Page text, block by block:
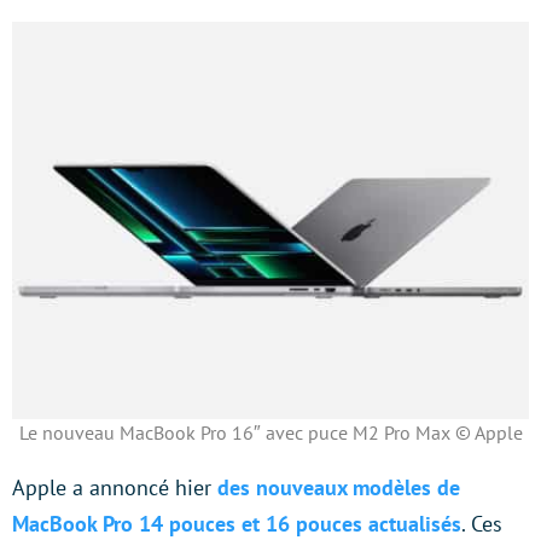
Le nouveau MacBook Pro 16″ avec puce M2 Pro Max © Apple
Apple a annoncé hier des nouveaux modèles de
MacBook Pro 14 pouces et 16 pouces actualisés. Ces